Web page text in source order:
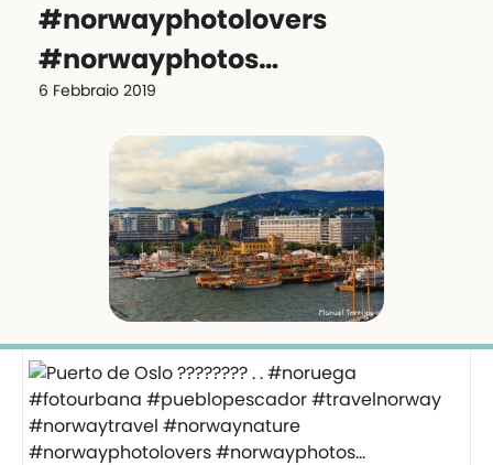
#norwayphotolovers
#norwayphotos…
6 Febbraio 2019